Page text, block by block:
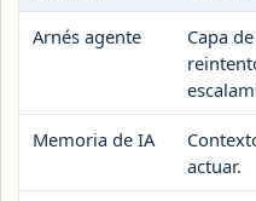
Arnés agente
Capa
Memoria de IA
actuar.